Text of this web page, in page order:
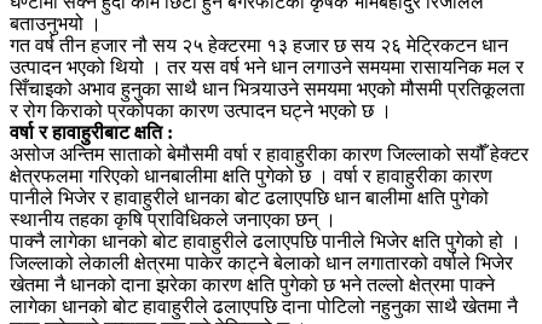
बताउनुभयो ।
गत वर्ष तीन हजार नौ सय २५ हेक्टरमा १३ हजार छ सय २६ मेट्रिकटन धान
उत्पादन भएको थियो । तर यस वर्ष भने धान लगाउने समयमा रासायनिक मल र
सिँचाइको अभाव हुनुका साथै धान भित्र्याउने समयमा भएको मौसमी प्रतिकूलता
र रोग किराको प्रकोपका कारण उत्पादन घट्ने भएको छ ।
वर्षा र हावाहुरीबाट क्षति :
असोज अन्तिम साताको बेमौसमी वर्षा र हावाहुरीका कारण जिल्लाको सयौँ हेक्टर
क्षेत्रफलमा गरिएको धानबालीमा क्षति पुगेको छ । वर्षा र हावाहुरीका कारण
पानीले भिजेर र हावाहुरीले धानका बोट ढलाएपछि धान बालीमा क्षति पुगेको
स्थानीय तहका कृषि प्राविधिकले जनाएका छन् ।
पाक्नै लागेका धानको बोट हावाहुरीले ढलाएपछि पानीले भिजेर क्षति पुगेको हो ।
जिल्लाको लेकाली क्षेत्रमा पाकेर काट्ने बेलाको धान लगातारको वर्षाले भिजेर
खेतमा नै धानको दाना झरेका कारण क्षति पुगेको छ भने तल्लो क्षेत्रमा पाक्ने
लागेका धानको बोट हावाहुरीले ढलाएपछि दाना पोटिलो नहुनुका साथै खेतमा नै